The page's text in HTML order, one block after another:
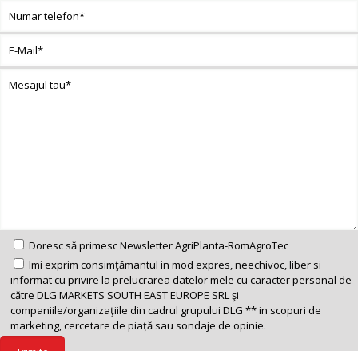
Doresc să primesc Newsletter AgriPlanta-RomAgroTec
Imi exprim consimţămantul in mod expres, neechivoc, liber si
informat cu privire la prelucrarea datelor mele cu caracter personal de
către DLG MARKETS SOUTH EAST EUROPE SRL şi
companiile/organizaţiile din cadrul grupului DLG ** in scopuri de
marketing, cercetare de piață sau sondaje de opinie.